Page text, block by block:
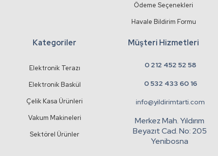
Ödeme Seçenekleri
Havale Bildirim Formu
Kategoriler
Elektronik Terazı
Elektronik Baskül
Çelik Kasa Ürünleri
Vakum Makineleri
Sektörel Ürünler
Müşteri Hizmetleri
0 212 452 52 58
0 532 433 60 16
info@yildirimtarti.com
Merkez Mah. Yıldırım
Beyazıt Cad. No: 205
Yenibosna